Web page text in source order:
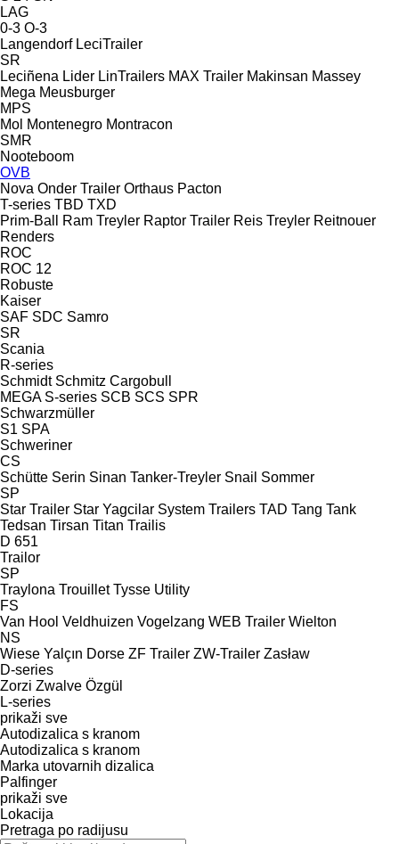
LAG
0-3 O-3
Langendorf LeciTrailer
SR
Leciñena Lider LinTrailers MAX Trailer Makinsan Massey
Mega Meusburger
MPS
Mol Montenegro Montracon
SMR
Nooteboom
OVB
Nova Onder Trailer Orthaus Pacton
T-series TBD TXD
Prim-Ball
Ram Treyler Raptor Trailer Reis Treyler Reitnouer
Renders
ROC
ROC 12
Robuste
Kaiser
SAF SDC Samro
SR
Scania
R-series
Schmidt Schmitz Cargobull
MEGA S-series SCB SCS SPR
Schwarzmüller
S1 SPA
Schweriner
CS
Schütte Serin Sinan Tanker-Treyler Snail Sommer
SP
Star Trailer Star Yagcilar System Trailers TAD Tang Tank
Tedsan Tirsan Titan Trailis
D 651
Trailor
SP
Traylona Trouillet Tysse Utility
FS
Van Hool Veldhuizen Vogelzang WEB Trailer Wielton
NS
Wiese Yalçın Dorse ZF Trailer ZW-Trailer Zasław
D-series
Zorzi Zwalve Özgül
L-series
prikaži sve
Autodizalica s kranom
Autodizalica s kranom
Marka utovarnih dizalica
Palfinger
prikaži sve
Lokacija
Pretraga po radijusu